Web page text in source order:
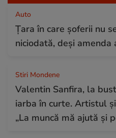
Auto
Țara în care șoferii nu
niciodată, deși
Stiri Mondene
Valentin Sanfira, la
iarba în curte. Artistul
„La muncă mă ajută și